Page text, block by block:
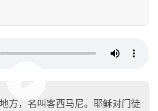
方，名叫客西马尼。耶稣对门徒